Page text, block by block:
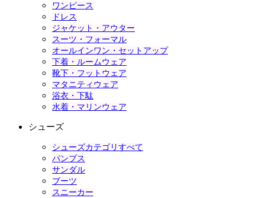
ワンピース
ドレス
ジャケット・アウター
スーツ・フォーマル
オールインワン・セットアップ
下着・ルームウェア
靴下・フットウェア
マタニティウェア
浴衣・下駄
水着・マリンウェア
シューズ
シューズカテゴリすべて
パンプス
サンダル
ブーツ
スニーカー